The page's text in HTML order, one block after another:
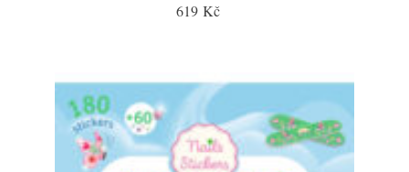
619 Kč